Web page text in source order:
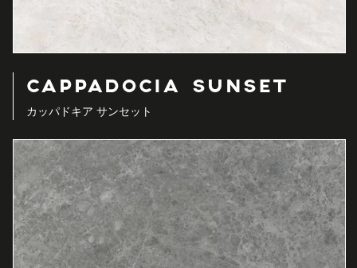
CAPPADOCIA SUNSET
カッパドキア サンセット